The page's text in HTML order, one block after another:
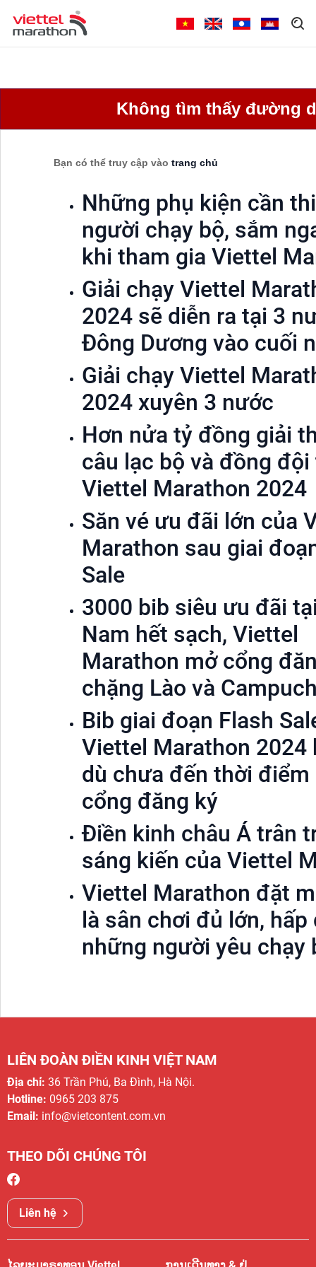
Không tìm thấy đường
Bạn có thể truy cập vào trang chủ
Những phụ kiện cần
người chạy bộ, sắm
khi tham gia Viettel
Giải chạy Viettel
2024 sẽ diễn ra tại 3
Đông Dương vào cuối
Giải chạy Viettel
2024 xuyên 3 nước
Hơn nửa tỷ đồng giải
câu lạc bộ và đồng đội
Viettel Marathon 2024
Săn vé ưu đãi lớn của
Marathon sau giai
Sale
3000 bib siêu ưu đãi
Nam hết sạch, Viettel
Marathon mở cổng
chặng Lào và
Bib giai đoạn Flash
Viettel Marathon 2024
dù chưa đến thời điểm
cổng đăng ký
Điền kinh châu Á trân
sáng kiến của Viettel
Viettel Marathon đặt
là sân chơi đủ lớn, hấp
những người yêu chạy
LIÊN ĐOÀN ĐIỀN KINH VIỆT NAM
Địa chỉ: 36 Trần Phú, Ba Đình, Hà Nội.
Hotline: 0965 203 875
Email: info@vietcontent.com.vn
THEO DÕI CHÚNG TÔI
Liên hệ